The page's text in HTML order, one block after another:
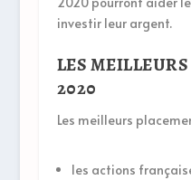
investir leur argent.
LES
2020
Les meilleurs
les actions